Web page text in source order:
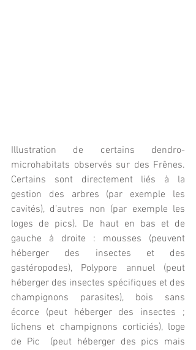
Illustration de certains dendro-
microhabitats observés sur des Frênes.
Certains sont directement liés à la
gestion des arbres (par exemple les
cavités), d’autres non (par exemple les
loges de pics). De haut en bas et de
gauche à droite : mousses (peuvent
héberger des insectes et des
gastéropodes), Polypore annuel (peut
héberger des insectes spécifiques et des
champignons parasites), bois sans
écorce (peut héberger des insectes ;
lichens et champignons corticiés), loge
de Pic  (peut héberger des pics mais